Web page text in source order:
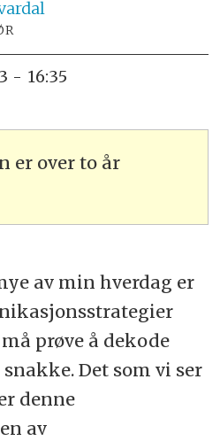
- 16:35
er over to år
av min hverdag er
prøve å dekode
Det som vi ser
denne
av